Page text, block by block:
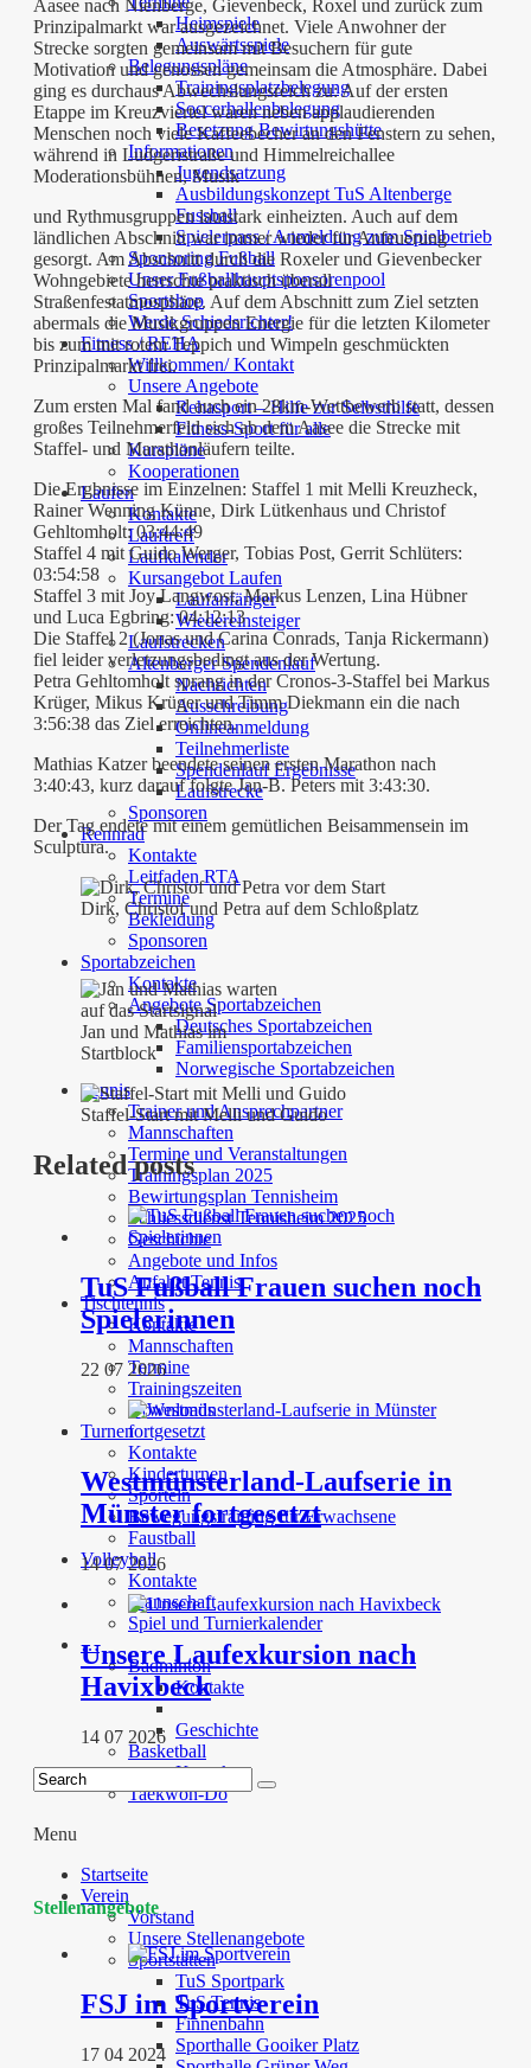
Heimspiele
Auswärtsspiele
Belegungspläne
Trainingsplatzbelegung
Soccerhallenbelegung
Besetzung Bewirtungshütte
Informationen
Jugendsatzung
Ausbildungskonzept TuS Altenberge
Fussball
Spielerpass / Anmeldung zum Spielbetrieb
Sponsoring Fußball
Unser Fußballhauptsponsorenpool
Sportshop
Werde Schiedsrichter!
Fitness / REHA
Willkommen/ Kontakt
Unsere Angebote
Rehasport – Hilfe zur Selbsthilfe
Fitness-Sport für alle
Kurspläne
Kooperationen
Laufen
Kontakte
Lauftreff
Laufkalender
Kursangebot Laufen
Laufanfänger
Wiedereinsteiger
Laufstrecken
Altenberger Spendenlauf
Nachrichten
Ausschreibung
Onlineanmeldung
Teilnehmerliste
Spendenlauf Ergebnisse
Laufstrecke
Sponsoren
Rennrad
Kontakte
Leitfaden RTA
Termine
Bekleidung
Sponsoren
Sportabzeichen
Kontakte
Angebote Sportabzeichen
Deutsches Sportabzeichen
Familiensportabzeichen
Norwegische Sportabzeichen
Tennis
Trainer und Ansprechpartner
Mannschaften
Termine und Veranstaltungen
Trainingsplan 2025
Bewirtungsplan Tennisheim
Schliessdienst Tennisheim 2025
Geschichte
Angebote und Infos
Anfahrt Tennis
Tischtennis
Kontakte
Mannschaften
Termine
Trainingszeiten
Downloads
Turnen
Kontakte
Kinderturnen
Sporteln
Bewegungstraining für Erwachsene
Faustball
Volleyball
Kontakte
Mannschaft
Spiel und Turnierkalender
…
Badminton
Kontakte
Geschichte
Basketball
Kontakte
Taekwon-Do
Menu
Startseite
Verein
Vorstand
Unsere Stellenangebote
Sportstätten
TuS Sportpark
TuS Tennis
Finnenbahn
Sporthalle Gooiker Platz
Aasee nach Nienberge, Gievenbeck, Roxel und zurück zum
Prinzipalmarkt war ausgezeichnet. Viele Anwohner der
Strecke sorgten gemeinsam mit Besuchern für gute
Motivation und genossen gemeinsam die Atmosphäre. Dabei
ging es durchaus Abwechslungsreich zu: Auf der ersten
Etappe im Kreuzviertel waren neben applaudierenden
Menschen noch viele Kaffeebecher an den Fenstern zu sehen,
während in Ludgeristraße und Himmelreichallee
Moderationsbühnen, Musik
und Rythmusgruppen lautstark einheizten. Auch auf dem
ländlichen Abschnitt war immer wieder für Anfeuerung
gesorgt. Am Abschnitt durch die Roxeler und Gievenbecker
Wohngebiete herrschte praktisch überall
Straßenfestatmosphäre. Auf dem Abschnitt zum Ziel setzten
abermals die Musikgruppen Energie für die letzten Kilometer
bis zum mit rotem Teppich und Wimpeln geschmückten
Prinzipalmarkt frei.
Zum ersten Mal fand auch ein 28km-Wettbewerb statt, dessen
großes Teilnehmerfeld sich ab dem Aasee die Strecke mit
Staffel- und Marathonläufern teilte.
Die Ergbnisse im Einzelnen: Staffel 1 mit Melli Kreuzheck,
Rainer Wenning Künne, Dirk Lütkenhaus und Christof
Gehltomholt: 03:44:49
Staffel 4 mit Guido Werger, Tobias Post, Gerrit Schlüters:
03:54:58
Staffel 3 mit Joy Langwost, Markus Lenzen, Lina Hübner
und Luca Egbring: 04:12:13
Die Staffel 2 (Jonas und Carina Conrads, Tanja Rickermann)
fiel leider verletzungsbedingt aus der Wertung.
Petra Gehltomholt sprang in der Cronos-3-Staffel bei Markus
Krüger, Mikus Krüger und Timm Diekmann ein die nach
3:56:38 das Ziel erreichten.
Mathias Katzer beendete seinen ersten Marathon nach
3:40:43, kurz darauf folgte Jan-B. Peters mit 3:43:30.
Der Tag endete mit einem gemütlichen Beisammensein im
Sculptura.
Dirk, Christof und Petra auf dem Schloßplatz
Jan und Mathias im
Startblock
Staffel-Start mit Melli und Guido
Related posts
TuS Fußball Frauen suchen noch
Spielerinnen
22 07 2026
Westmünsterland-Laufserie in
Münster fortgesetzt
14 07 2026
Unsere Laufexkursion nach
Havixbeck
14 07 2026
Stellenangebote
FSJ im Sportverein
17 04 2024